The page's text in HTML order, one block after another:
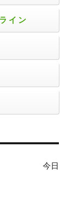
イン
今日